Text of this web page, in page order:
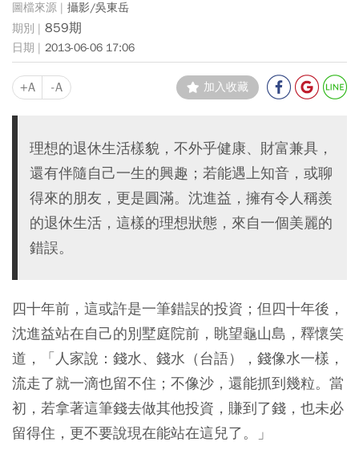
攝影/吳東岳
859期
2013-06-06 17:06
+A -A 加入收藏
理想的退休生活樣貌，不外乎健康、財富兼具，
還有伴隨自己一生的興趣；若能遇上知音，或聊
得來的朋友，更是圓滿。沈進益，擁有令人稱羨
的退休生活，這樣的理想狀態，來自一個美麗的
錯誤。
四十年前，這或許是一筆錯誤的投資；但四十年後，
沈進益站在自己的別墅庭院前，眺望龜山島，釋懷笑
道，「人家說：錢水、錢水（台語），錢像水一樣，
流走了就一滴也留不住；不像沙，還能抓到幾粒。當
初，若拿著這筆錢去做其他投資，賺到了錢，也未必
留得住，更不要說現在能站在這兒了。」